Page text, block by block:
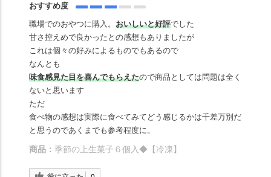
おすすめ度
職場でのおやつに購入。 おいしいと好評でした
甘さ控えめで良かったとの感想もありましたが
これは個々の好みによるものでもあるので
なんとも
味食感見た目を喜んでもらえたので商品としては問題は全く
ないと思います
ただ
食べ物の感想は実際に食べてみてどう感じるかは千差万別だ
と思うのであくまでも参考程度に。
商品： 季節の上生菓子６個入◆【冷凍】